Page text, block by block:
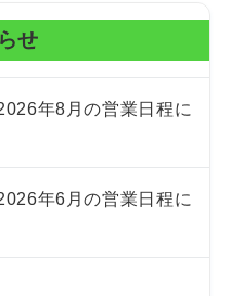
せ
年8月の営業日程に
年6月の営業日程に